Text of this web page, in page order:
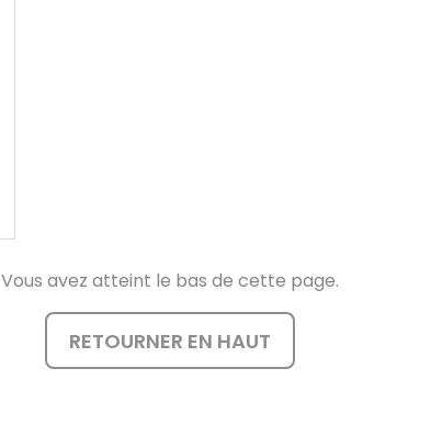
Vous avez atteint le bas de cette page.
RETOURNER EN HAUT